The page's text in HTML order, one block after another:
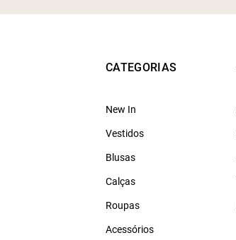
CATEGORIAS
New In
Vestidos
Blusas
Calças
Roupas
Acessórios